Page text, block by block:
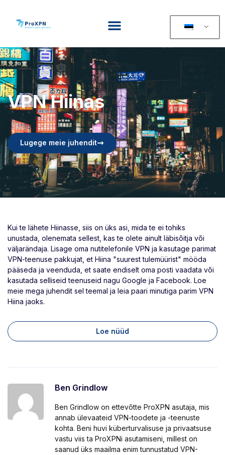
VPN Hiinas
Lugege meie juhendit
Kui te lähete Hiinasse, siis on üks asi, mida te ei tohiks
unustada, olenemata sellest, kas te olete ainult läbisõitja või
väljarändaja. Lisage oma nutitelefonile VPN ja kasutage parimat
VPN-teenuse pakkujat, et Hiina "suurest tulemüürist" mööda
pääseda ja veenduda, et saate endiselt oma posti vaadata või
kasutada selliseid teenuseid nagu Google ja Facebook. Loe
meie mega juhendit sel teemal ja leia paari minutiga parim VPN
Hiina jaoks.
Loe nüüd
Ben Grindlow
Ben Grindlow on ettevõtte ProXPN asutaja, mis
annab ülevaateid VPN-toodete ja -teenuste
kohta. Beni huvi küberturvalisuse ja privaatsuse
vastu viis ta ProXPNi asutamiseni, millest on
saanud üks maailma enim tunnustatud VPN-